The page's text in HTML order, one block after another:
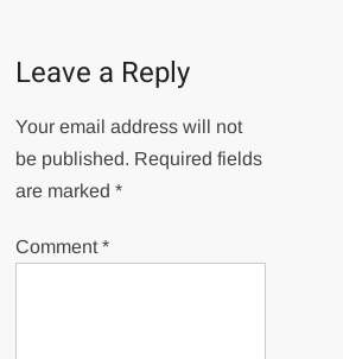
Leave a Reply
Your email address will not
be published. Required fields
are marked*
Comment*